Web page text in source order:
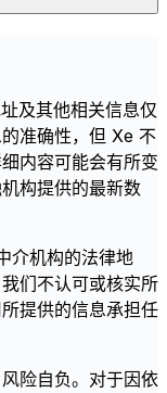
及其他相关信息仅
准确性，但 Xe 不
内容可能会有所变
构提供的最新数
介机构的法律地
们不认可或核实所
提供的信息承担任
险自负。对于因依